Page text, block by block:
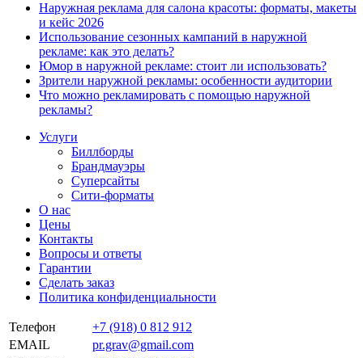
Наружная реклама для салона красоты: форматы, макеты
и кейс 2026
Использование сезонных кампаний в наружной
рекламе: как это делать?
Юмор в наружной рекламе: стоит ли использовать?
Зрители наружной рекламы: особенности аудитории
Что можно рекламировать с помощью наружной
рекламы?
Услуги
Биллборды
Брандмауэры
Суперсайты
Сити-форматы
О нас
Цены
Контакты
Вопросы и ответы
Гарантии
Сделать заказ
Политика конфиденциальности
Телефон
+7 (918) 0 812 912
EMAIL
pr.grav@gmail.com